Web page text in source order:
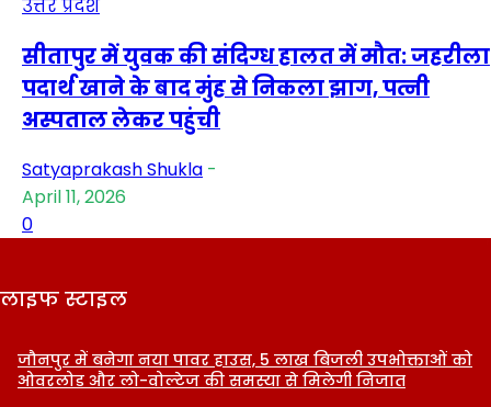
उत्तर प्रदेश
सीतापुर में युवक की संदिग्ध हालत में मौत: जहरीला
पदार्थ खाने के बाद मुंह से निकला झाग, पत्नी
अस्पताल लेकर पहुंची
Satyaprakash Shukla -
April 11, 2026
0
लाइफ स्टाइल
जौनपुर में बनेगा नया पावर हाउस, 5 लाख बिजली उपभोक्ताओं को
ओवरलोड और लो-वोल्टेज की समस्या से मिलेगी निजात